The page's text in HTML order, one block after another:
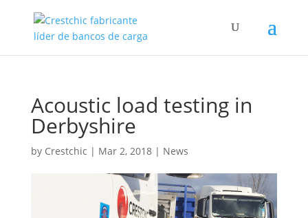
Acoustic load testing in
Derbyshire
by Crestchic | Mar 2, 2018| News